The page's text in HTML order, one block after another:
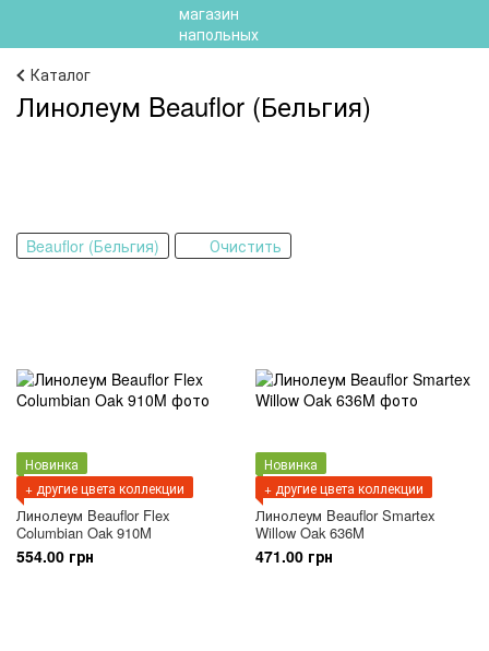
Каталог
Линолеум Beauflor (Бельгия)
Beauflor (Бельгия) Очистить
Новинка
+ другие цвета коллекции
Линолеум Beauflor Flex
Columbian Oak 910M
554.00 грн
Новинка
+ другие цвета коллекции
Линолеум Beauflor Smartex
Willow Oak 636M
471.00 грн